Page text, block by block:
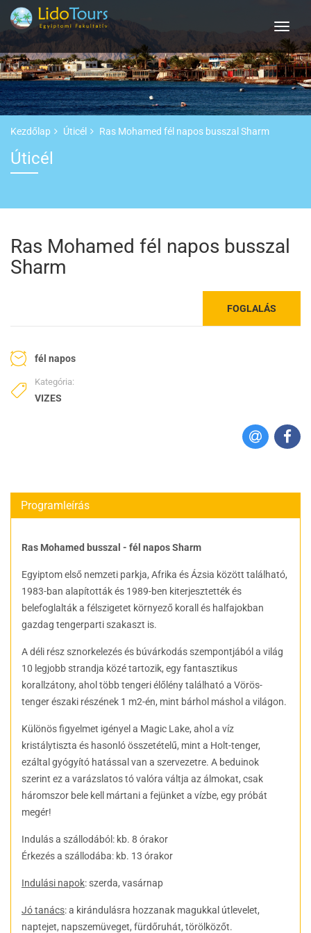
Kezdőlap Úticél Ras Mohamed fél napos busszal Sharm
Úticél
Ras Mohamed fél napos busszal
Sharm
FOGLALÁS
fél napos
Kategória:
VIZES
Programleírás
Ras Mohamed busszal - fél napos Sharm
Egyiptom első nemzeti parkja, Afrika és Ázsia között található,
1983-ban alapították és 1989-ben kiterjesztették és
belefoglalták a félszigetet környező korall és halfajokban
gazdag tengerparti szakaszt is.
A déli rész sznorkelezés és búvárkodás szempontjából a világ
10 legjobb strandja közé tartozik, egy fantasztikus
korallzátony, ahol több tengeri élőlény található a Vörös-
tenger északi részének 1 m2-én, mint bárhol máshol a világon.
Különös figyelmet igényel a Magic Lake, ahol a víz
kristálytiszta és hasonló összetételű, mint a Holt-tenger,
ezáltal gyógyító hatással van a szervezetre. A beduinok
szerint ez a varázslatos tó valóra váltja az álmokat, csak
háromszor bele kell mártani a fejünket a vízbe, egy próbát
megér!
Indulás a szállodából: kb. 8 órakor
Érkezés a szállodába: kb. 13 órakor
Indulási napok: szerda, vasárnap
Jó tanács: a kirándulásra hozzanak magukkal útlevelet,
naptejet, napszemüveget, fürdőruhát, törölközőt.